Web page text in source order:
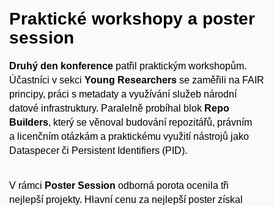
Praktické workshopy a poster
session
Druhý den konference patřil praktickým workshopům.
Účastníci v sekci Young Researchers se zaměřili na FAIR
principy, práci s metadaty a využívání služeb národní
datové infrastruktury. Paralelně probíhal blok Repo
Builders, který se věnoval budování repozitářů, právním
a licenčním otázkám a praktickému využití nástrojů jako
Dataspecer či Persistent Identifiers (PID).
V rámci Poster Session odborná porota ocenila tři
nejlepší projekty. Hlavní cenu za nejlepší poster získal